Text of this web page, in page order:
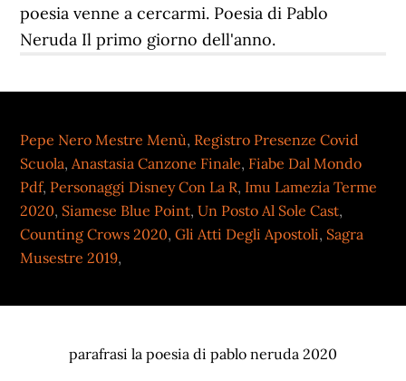
Pepe Nero Mestre Menù, Registro Presenze Covid
Scuola,Anastasia Canzone Finale, Fiabe Dal Mondo
Pdf, Personaggi Disney Con La R, Imu Lamezia Terme
2020, Siamese Blue Point,Un Posto Al Sole Cast,
Counting Crows 2020,Gli Atti Degli Apostoli, Sagra
Musestre 2019,
parafrasi la poesia di pablo neruda 2020